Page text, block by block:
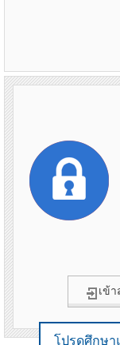
โปรดศึกษา
เข้
โปรดศึกษา